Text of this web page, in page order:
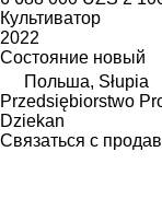
Культиватор
2022
Состояние новый
Польша, Słupia
Przedsiębiorstwo
Dziekan
Связаться с